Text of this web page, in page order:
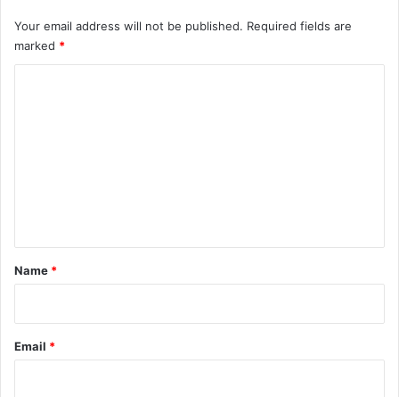
Your email address will not be published. Required fields are
marked *
*
Name *
Email *